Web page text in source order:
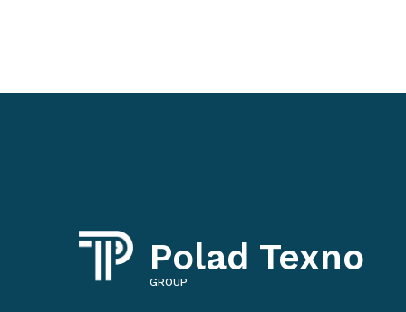
Polad Texno
GROUP